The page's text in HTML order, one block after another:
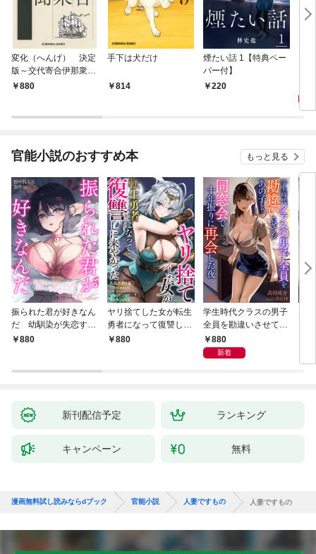
変化（へんげ） 決定
版～交代寄合伊那衆異
聞（1）～
880
手下は犬だけ
814
煙たい話 1【特典ペー
パー付】
220
官能小説のおすすめ本 もっと見る
振られた君が好きなん
だ 幼馴染が失恋する
たびに慰めエッチを求
880
ヤリ捨てした女が転生
勇者になって復讐しに
来やがった
880
学生時代クラスの男子
全員を勘違いさせてた
あの子と、同窓会で十
年振りに再会した夜
880
新着
新刊配信予定 ランキング
キャンペーン 無料
漫画無料試し読みならdブック 官能小説 人妻ですもの 人妻ですもの